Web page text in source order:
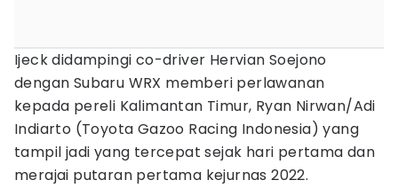
Ijeck didampingi co-driver Hervian Soejono
dengan Subaru WRX memberi perlawanan
kepada pereli Kalimantan Timur, Ryan Nirwan/Adi
Indiarto (Toyota Gazoo Racing Indonesia) yang
tampil jadi yang tercepat sejak hari pertama dan
merajai putaran pertama kejurnas 2022.